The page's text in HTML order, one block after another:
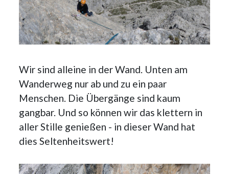
Wir sind alleine in der Wand. Unten am
Wanderweg nur ab und zu ein paar
Menschen. Die Übergänge sind kaum
gangbar. Und so können wir das klettern in
aller Stille genießen - in dieser Wand hat
dies Seltenheitswert!